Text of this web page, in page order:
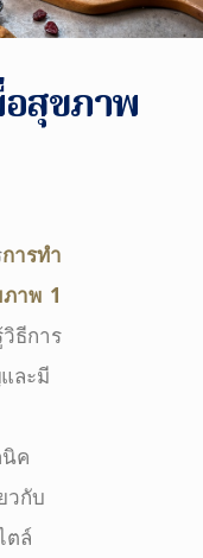
สุขภาพ
การทำ
าพ 1
ธีการ
ละมี
ค
วกับ
ตล์